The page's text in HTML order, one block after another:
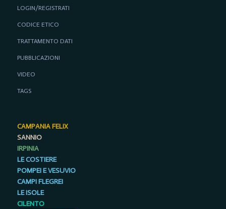
LOGIN/REGISTRATI
CODICE ETICO
TRATTAMENTO DATI
PUBBLICAZIONI
VIDEO
TAGS
CAMPANIA FELIX
SANNIO
IRPINIA
LE COSTIERE
POMPEI E VESUVIO
CAMPI FLEGREI
LE ISOLE
CILENTO